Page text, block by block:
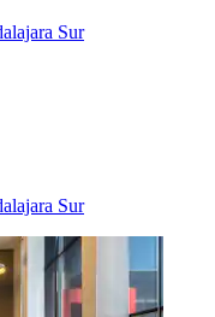
Sur
Sur